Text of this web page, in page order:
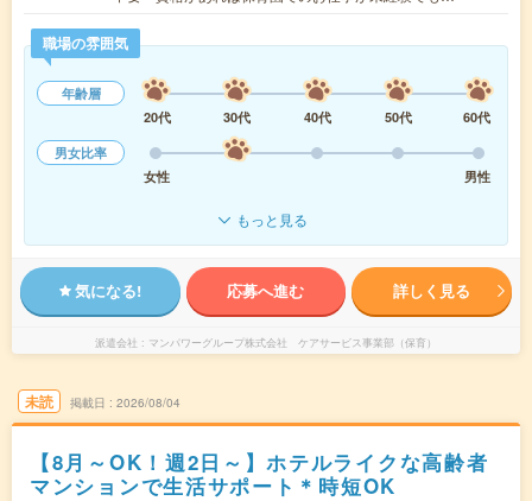
職場の雰囲気
年齢層
20代
30代 40代 50代
60代
男女比率
女性
男性
もっと見る
気になる! 応募へ進む 詳しく見る
派遣会社 マンパワーグループ株式会社 ケアサービス事業部（保育）
未読 掲載日 2026/08/04
【8月～OK！週2日～】ホテルライクな高齢者
マンションで生活サポート＊時短OK